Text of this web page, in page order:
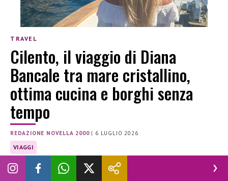
TRAVEL
Cilento, il viaggio di Diana
Bancale tra mare cristallino,
ottima cucina e borghi senza
tempo
REDAZIONE NOVELLA 2000| 6 LUGLIO 2026
VIAGGI
Tutti i consigli sul viaggio in Cilento di Diana Bancale, li
trovate sulla sua rubrica all’interno di Novella 2000 ora in